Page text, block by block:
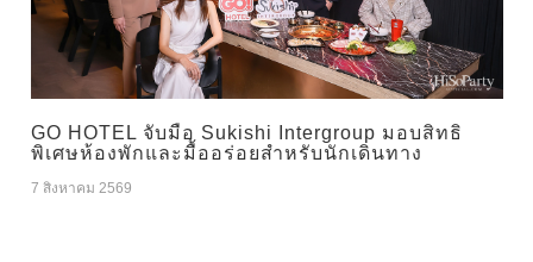
GO HOTEL จับมือ Sukishi Intergroup มอบสิทธิ
พิเศษห้องพักและมื้ออร่อยสำหรับนักเดินทาง
7 สิงหาคม 2569